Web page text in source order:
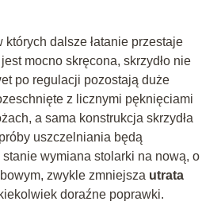
których dalsze łatanie przestaje
mocno skręcona, skrzydło nie
po regulacji pozostają duże
z licznymi pęknięciami
a sama konstrukcja skrzydła
uszczelniania będą
stanie wymiana stolarki na nową, o
zwykle zmniejsza utrata
doraźne poprawki.